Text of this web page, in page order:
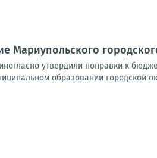
Мариупольского
утвердили поправки к
образовании городской